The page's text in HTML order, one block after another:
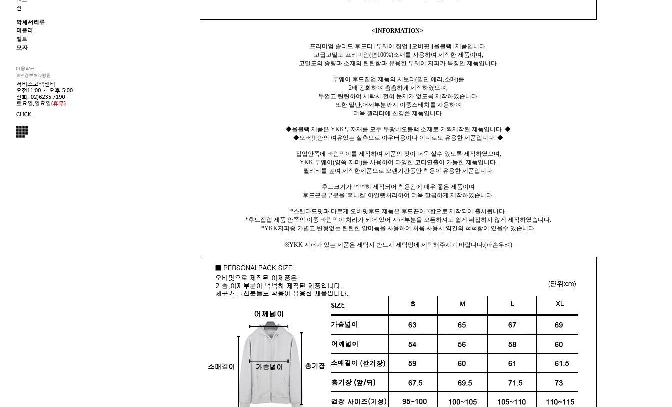
<INFORMATION>
프리미엄 솔리드 후드티 [투웨이 집업][오버핏][올블랙] 제품입니다.
고급고밀도 프리미엄(면100%)소재를 사용하여 제작한 제품이며,
고밀도의 중량과 소재의 탄탄함과 유용한 투웨이 지퍼가 특징인 제품입니다.
투웨이 후드집업 제품의 시보리(밑단,에리,소매)를
2배 강화하여 촘촘하게 제작하였으며,
두껍고 탄탄하여 세탁시 전혀 문제가 없도록 제작하였습니다.
또한 밑단,어께부분까지 이중스테치를 사용하여
더욱 퀄리티에 신경쓴 제품입니다.
◆올블랙 제품은 YKK부자재를 모두 무광네오블랙 소재로 기획제작된 제품입니다. ◆
◆오버핏만의 여유있는 실측으로 아우터용이나 이너로도 유용한 제품입니다. ◆
집업안쪽에 바람막이를 제작하여 제품의 핏이 더욱 살수 있도록 제작하였으며,
YKK 투웨이(양쪽 지퍼)를 사용하여 다양한 코디연출이 가능한 제품입니다.
퀄리티를 높여 제작한제품으로 오랜기간동안 착용이 유용한 제품입니다.
후드크기가 넉넉히 제작되어 착용감에 매우 좋은 제품이며
후드끈끝부분을 '흑니켈' 아일렛처리하여 더욱 깔끔하게 제작하였습니다.
*스탠다드핏과 다르게 오버핏후드 제품은 후드끈이 7합으로 제작되어 출시됩니다.
*후드집업 제품 안쪽의 이중 바람막이 처리가 되어 있어 지퍼부분을 오픈하셔도 쉽게 뒤집히지 않게 제작하였습니다.
*YKK지퍼중 가볍고 변형없는 탄탄한 알미늄을 사용하여 처음 사용시 약간의 뻑뻑함이 있을수 있습니다.
※YKK 지퍼가 있는 제품은 세탁시 반드시 세탁망에 세탁해주시기 바랍니다.(파손우려)